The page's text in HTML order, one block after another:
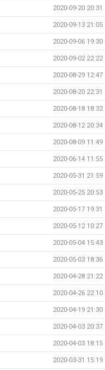
2020-09-20 20:31
2020-09-13 21:05
2020-09-06 19:30
2020-09-02 22:22
2020-08-29 12:47
2020-08-20 22:31
2020-08-18 18:32
2020-08-12 20:34
2020-08-09 11:49
2020-06-14 11:55
2020-05-31 21:59
2020-05-25 20:53
2020-05-17 19:31
2020-05-12 10:27
2020-05-04 15:43
2020-05-03 18:36
2020-04-28 21:22
2020-04-26 22:10
2020-04-19 21:30
2020-04-03 20:37
2020-04-03 18:15
2020-03-31 15:19